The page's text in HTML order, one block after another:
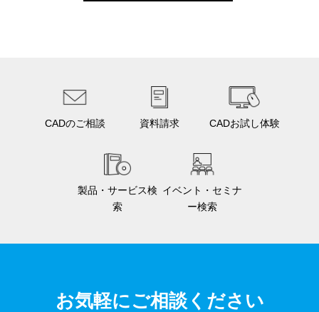
CADのご相談 資料請求 CADお試し体験
製品・サービス検
索
イベント・セミナ
ー検索
お気軽にご相談ください